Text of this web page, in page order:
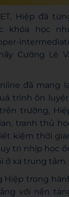
Hiệp đã
khóa học
Cường Lê
đã mang
trình ôn
trường,
tranh thủ
kiệm thời
trì nhịp học
ở xa trung tâm.
Hiệp trong
với nền